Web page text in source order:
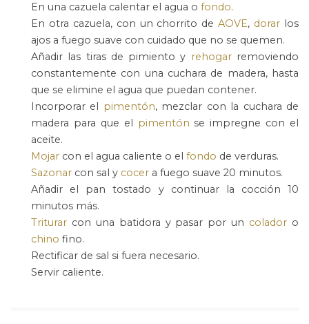
En una cazuela calentar el agua o fondo.
En otra cazuela, con un chorrito deAOVE, dorar los
ajos a fuego suave con cuidado que no se quemen.
Añadir las tiras de pimiento y rehogarremoviendo
constantemente con una cuchara de madera, hasta
que se elimine el agua que puedan contener.
Incorporar el pimentón, mezclar con la cuchara de
madera para que el pimentón se impregne con el
aceite.
Mojar con el agua caliente o el fondo de verduras.
Sazonar con sal y cocer a fuego suave 20 minutos.
Añadir el pan tostado y continuar la cocción 10
minutos más.
Triturar con una batidora y pasar por un colador o
chino fino.
Rectificar de sal si fuera necesario.
Servir caliente.